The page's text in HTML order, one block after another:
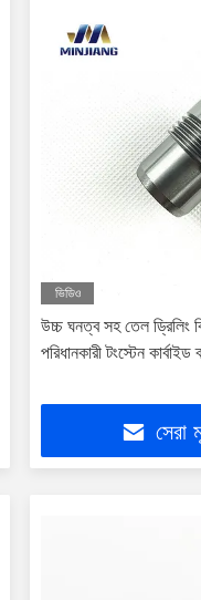
ভিডিও
উচ্চ ঘনত্ব সহ তেল ড্রিলিং
পরিধানকারী টংস্টেন
সেরা